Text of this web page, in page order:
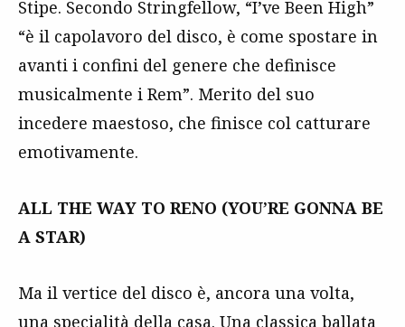
Stipe. Secondo Stringfellow, “I’ve Been High”
“è il capolavoro del disco, è come spostare in
avanti i confini del genere che definisce
musicalmente i Rem”. Merito del suo
incedere maestoso, che finisce col catturare
emotivamente.
ALL THE WAY TO RENO (YOU’RE GONNA BE
A STAR)
Ma il vertice del disco è, ancora una volta,
una specialità della casa. Una classica ballata